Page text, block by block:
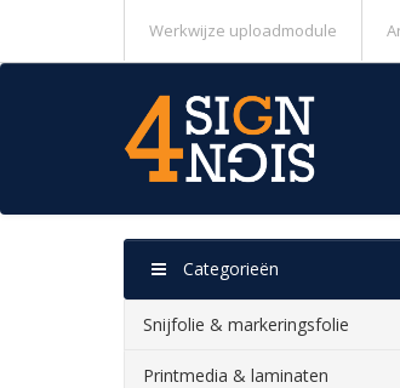
Werkwijze uploadmodule
Categorieën
Snijfolie & markeringsfolie
Printmedia & laminaten